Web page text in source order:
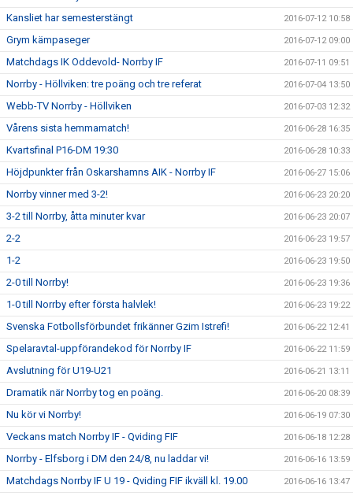
Kansliet har semesterstängt 2016-07-12 10:58
Grym kämpaseger 2016-07-12 09:00
Matchdags IK Oddevold- Norrby IF 2016-07-11 09:51
Norrby - Höllviken: tre poäng och tre referat 2016-07-04 13:50
Webb-TV Norrby - Höllviken 2016-07-03 12:32
Vårens sista hemmamatch! 2016-06-28 16:35
Kvartsfinal P16-DM 19:30 2016-06-28 10:33
Höjdpunkter från Oskarshamns AIK - Norrby IF 2016-06-27 15:06
Norrby vinner med 3-2! 2016-06-23 20:20
3-2 till Norrby, åtta minuter kvar 2016-06-23 20:07
2-2 2016-06-23 19:57
1-2 2016-06-23 19:50
2-0 till Norrby! 2016-06-23 19:36
1-0 till Norrby efter första halvlek! 2016-06-23 19:22
Svenska Fotbollsförbundet frikänner Gzim Istrefi! 2016-06-22 12:41
Spelaravtal-uppförandekod för Norrby IF 2016-06-22 11:59
Avslutning för U19-U21 2016-06-21 13:11
Dramatik när Norrby tog en poäng. 2016-06-20 08:39
Nu kör vi Norrby! 2016-06-19 07:30
Veckans match Norrby IF - Qviding FIF 2016-06-18 12:28
Norrby - Elfsborg i DM den 24/8, nu laddar vi! 2016-06-16 13:59
Matchdags Norrby IF U 19 - Qviding FIF ikväll kl. 19.00 2016-06-16 13:47